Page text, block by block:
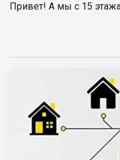
Привет! А мы с 15